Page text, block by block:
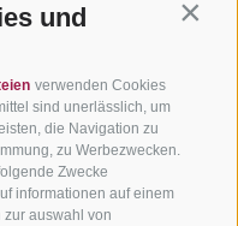
und
verwenden Cookies
sind unerlässlich, um
die Navigation zu
zu Werbezwecken.
Zwecke
informationen auf einem
auswahl von